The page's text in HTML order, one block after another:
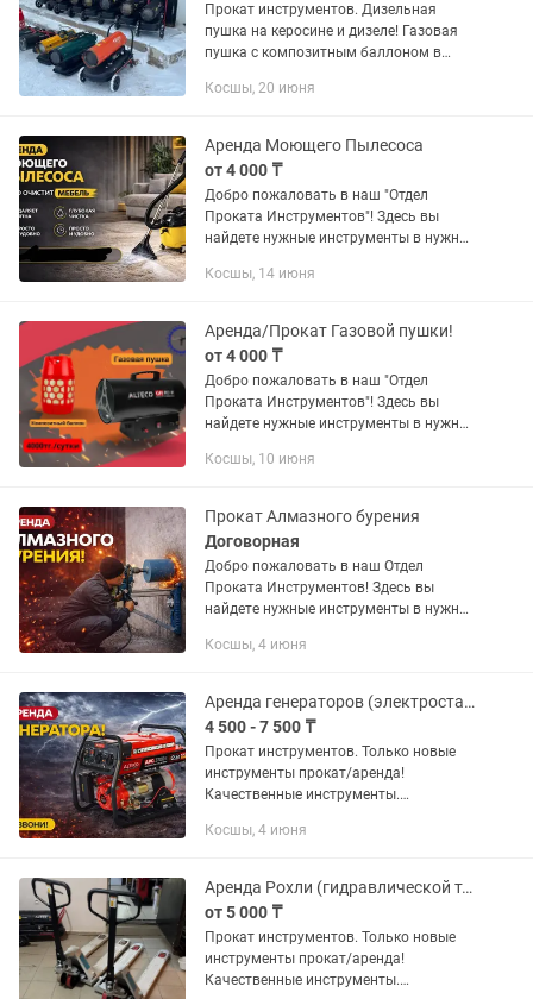
Прокат инструментов. Дизельная
пушка на керосине и дизеле! Газовая
пушка с композитным баллоном в
кВт мощности! Новые инструменты
Косшы, 20 июня
Аренда Моющего Пылесоса
от 4 000 ₸
Добро пожаловать в наш "Отдел
Проката Инструментов"! Здесь вы
найдете нужные инструменты в нужное
Наш прокат является самым
Косшы, 14 июня
Аренда/Прокат Газовой пушки!
от 4 000 ₸
Добро пожаловать в наш "Отдел
Проката Инструментов"! Здесь вы
найдете нужные инструменты в нужное
Наш прокат является самым
Косшы, 10 июня
Прокат Алмазного бурения
Договорная
Добро пожаловать в наш Отдел
Проката Инструментов! Здесь вы
найдете нужные инструменты в нужное
Наш прокат является самым
инструментов и...
Косшы, 4 июня
Аренда генераторов (электростанции)
4 500 - 7 500 ₸
Прокат инструментов. Только новые
инструменты прокат/аренда!
Качественные инструменты.
Лесная поляна/ ул. Республика 52а
Вс...
Косшы, 4 июня
Аренда Рохли (гидравлической тележки)
от 5 000 ₸
Прокат инструментов. Только новые
инструменты прокат/аренда!
Качественные инструменты.